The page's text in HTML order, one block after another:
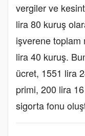
vergiler ve
lira 80 kuruş
işverene
lira 40 kuruş.
ücret, 1551 lira
primi, 200 lira
sigorta fonu